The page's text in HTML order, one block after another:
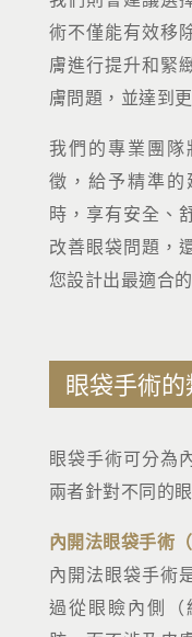
術不僅能有效移
膚進行提升和緊
膚問題，並達到
我們的專業團
徵，給予精準
時，享有安全、
改善眼袋問題，
您設計出最適合
眼袋手術
眼袋手術可分為
兩者針對不同的
內開法眼袋手術
內開法眼袋手術
過從眼瞼內側